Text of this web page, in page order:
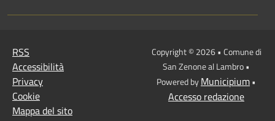
RSS
Accessibilità
Privacy
Cookie
Mappa del sito
Copyright © 2026 • Comune di
San Zenone al Lambro •
Powered byMunicipium•
Accesso redazione